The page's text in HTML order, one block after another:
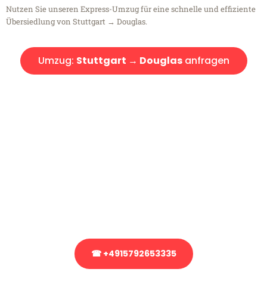
Nutzen Sie unseren Express-Umzug für eine schnelle und effiziente
Übersiedlung von Stuttgart → Douglas.
Umzug: Stuttgart → Douglasanfragen
☎ +4915792653335